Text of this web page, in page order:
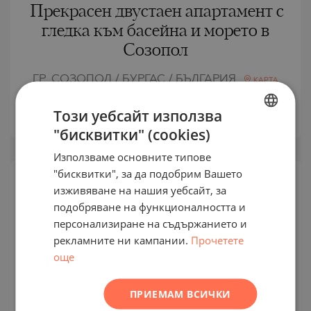
Прекрасен двустаен апартамент с
гледка към басейна и морето в
Созопол
ГР. СОЗОПОЛ / БУРГАС / БЪЛГАРИЯ КАРТА
98 000€ /// 1 822 €/м2
ВТОРИЧНА
ЗАВЪРШЕН
ПРОЕКТ
GERMAN
FRENCH
ROMANIAN
SERBIAN
Този уебсайт използва
"бисквитки" (cookies)
Използваме основните типове
"бисквитки", за да подобрим Вашето
изживяване на нашия уебсайт, за
подобряване на функционалността и
персонализиране на съдържанието и
рекламните ни кампании. Прочетете
още
ПРИЕМАМ ВСИЧКИ